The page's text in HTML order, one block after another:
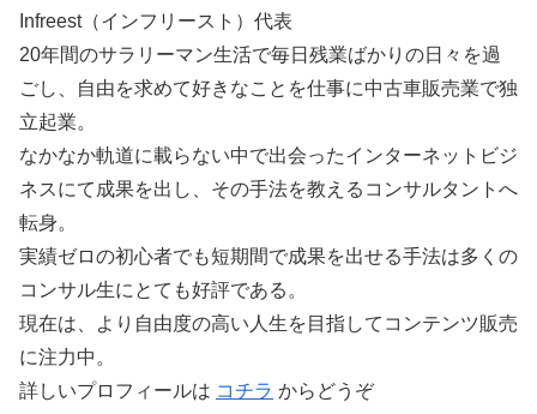
Infreest（インフリースト）代表
20年間のサラリーマン生活で毎日残業ばかりの日々を過
ごし、自由を求めて好きなことを仕事に中古車販売業で独
立起業。
なかなか軌道に載らない中で出会ったインターネットビジ
ネスにて成果を出し、その手法を教えるコンサルタントへ
転身。
実績ゼロの初心者でも短期間で成果を出せる手法は多くの
コンサル生にとても好評である。
現在は、より自由度の高い人生を目指してコンテンツ販売
に注力中。
詳しいプロフィールは コチラ からどうぞ